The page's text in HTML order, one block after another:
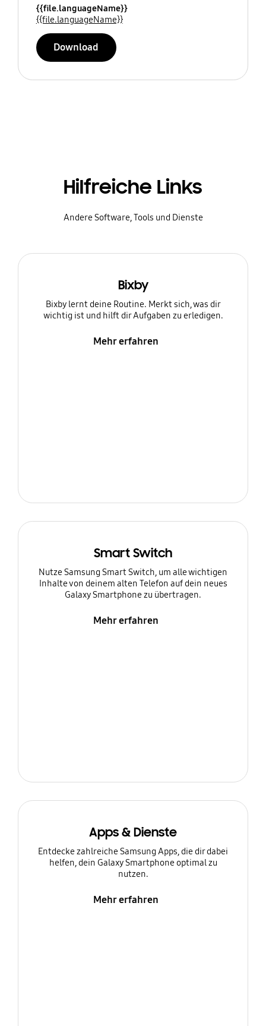
{{file.languageName}}
{{file.languageName}}
Download
Hilfreiche Links
Andere Software, Tools und Dienste
Bixby
Bixby lernt deine Routine. Merkt sich, was dir
wichtig ist und hilft dir Aufgaben zu erledigen.
Mehr erfahren
Smart Switch
Nutze Samsung Smart Switch, um alle wichtigen
Inhalte von deinem alten Telefon auf dein neues
Galaxy Smartphone zu übertragen.
Mehr erfahren
Apps & Dienste
Entdecke zahlreiche Samsung Apps, die dir dabei
helfen, dein Galaxy Smartphone optimal zu
nutzen.
Mehr erfahren